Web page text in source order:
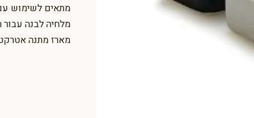
מתאים לשימוש
מלחיה לבנה
מארז מתנה